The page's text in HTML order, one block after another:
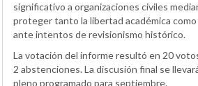
significativo a organizaciones civiles
proteger tanto la libertad académica
ante intentos de revisionismo histórico.
La votación del informe resultó en 20
2 abstenciones. La discusión final se
pleno programado para septiembre.